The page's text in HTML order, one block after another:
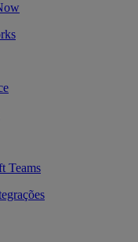
Teams